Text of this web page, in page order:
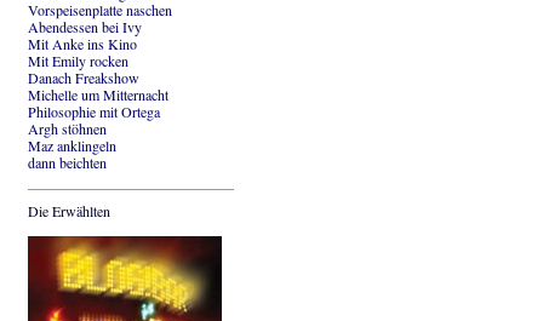
Vorspeisenplatte naschen
Abendessen bei Ivy
Mit Anke ins Kino
Mit Emily rocken
Danach Freakshow
Michelle um Mitternacht
Philosophie mit Ortega
Argh stöhnen
Maz anklingeln
dann beichten
Die Erwählten